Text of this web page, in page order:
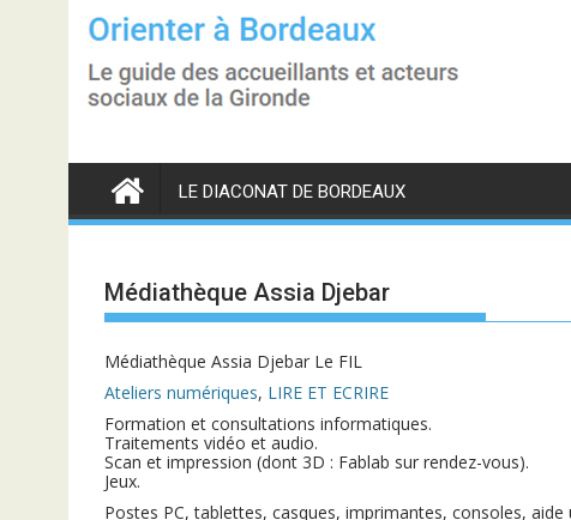
o
e
LE DIACONAT DE BORDEAUX
Médiathèque Assia Djebar
Médiathèque Assia Djebar Le FIL
Ateliers numériques, LIRE ET ECRIRE
Formation et consultations informatiques.
Traitements vidéo et audio.
Scan et impression (dont 3D : Fablab sur rendez-vous).
Jeux.
Postes PC, tablettes, casques, imprimantes, consoles,